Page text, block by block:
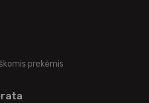
prekėmis